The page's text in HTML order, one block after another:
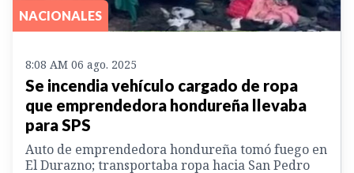
NACIONALES
8:08 AM 06 ago. 2025
Se incendia vehículo cargado de ropa
que emprendedora hondureña llevaba
para SPS
Auto de emprendedora hondureña tomó fuego en
El Durazno; transportaba ropa hacia San Pedro